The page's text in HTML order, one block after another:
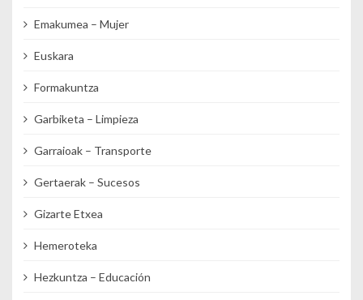
Emakumea – Mujer
Euskara
Formakuntza
Garbiketa – Limpieza
Garraioak – Transporte
Gertaerak – Sucesos
Gizarte Etxea
Hemeroteka
Hezkuntza – Educación